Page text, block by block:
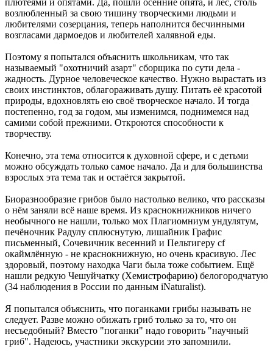
возлюбленный за свою тишину творческими людьми и
любителями созерцания, теперь наполнится бесчинными
возгласами дармоедов и любителей халявной еды.
Поэтому я попытался объяснить школьникам, что так
называемый "охотничий азарт" сборщика по сути дела -
жадность. Дурное человеческое качество. Нужно вырастать из
своих инстинктов, облагораживать душу. Питать её красотой
природы, вдохновлять ею своё творческое начало. И тогда
постепенно, год за годом, мы изменимся, поднимемся над
самими собой прежними. Откроются способности к
творчеству.
Конечно, эта тема относится к духовной сфере, и с детьми
можно обсуждать только самое начало. Да и для большинства
взрослых эта тема так и остаётся закрытой.
Биоразнообразие грибов было настолько велико, что рассказы
о нём заняли всё наше время. Из краснокнижников ничего
необычного не нашли, только мох Плагиомниум ундулятум,
печёночник Радулу сплюснутую, лишайник Графис
письменный, Сочевичник весенний и Пельтигеру cf
окаймлённую - не краснокнижную, но очень красивую. Лес
здоровый, поэтому находка Чаги была тоже событием. Ещё
нашли редкую Чешуйчатку (Хемистрофарию) белогородчатую
(34 наблюдения в России по данным iNaturalist).
Я попытался объяснить, что поганками грибы называть не
следует. Разве можно обижать гриб только за то, что он
несъедобный? Вместо "поганки" надо говорить "научный
гриб". Надеюсь, участники экскурсии это запомнили.